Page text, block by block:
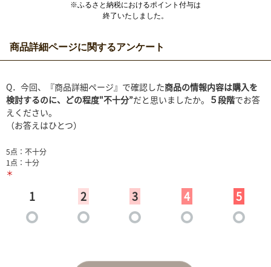
※ふるさと納税におけるポイント付与は
終了いたしました。
商品詳細ページに関するアンケート